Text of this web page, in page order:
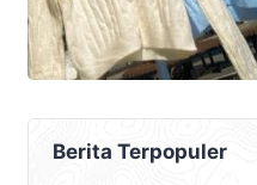
Berita Terpopuler